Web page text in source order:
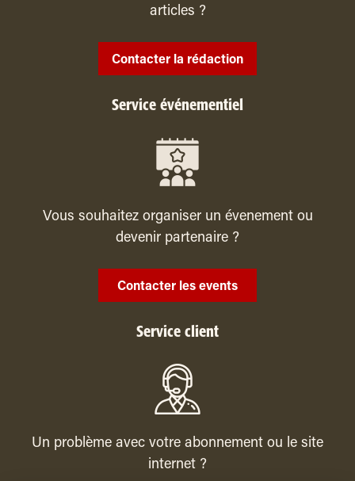
articles ?
Contacter la rédaction
Service événementiel
Vous souhaitez organiser un évenement ou
devenir partenaire ?
Contacter les events
Service client
Un problème avec votre abonnement ou le site
internet ?